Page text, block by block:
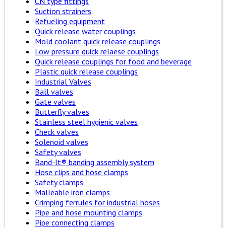
Suction strainers
Refueling equipment
Quick release water couplings
Mold coolant quick release couplings
Low pressure quick relaese couplings
Quick release couplings for food and beverage
Plastic quick release couplings
Industrial Valves
Ball valves
Gate valves
Butterfly valves
Stainless steel hygienic valves
Check valves
Solenoid valves
Safety valves
Band-It® banding assembly system
Hose clips and hose clamps
Safety clamps
Malleable iron clamps
Crimping ferrules for industrial hoses
Pipe and hose mounting clamps
Pipe connecting clamps